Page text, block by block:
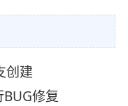
创建
修复